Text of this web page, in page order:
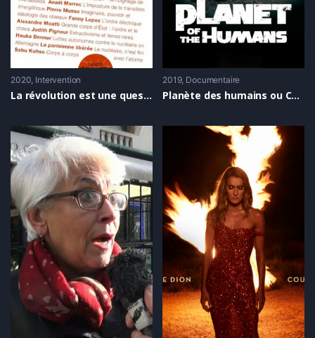
2020 Intervention
La révolution est une question technique
2019 Documentaire
Planète des humains ou Comment le capitalisme a absorbé l’écologie